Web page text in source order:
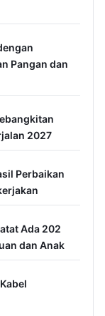
Pangan dan
2027
Perbaikan
Ada 202
dan Anak